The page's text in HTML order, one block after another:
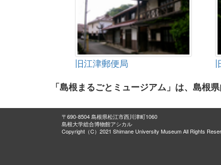
旧江津郵便局
「島根まるごとミュージアム」は、島根
〒690-8504 島根県松江市西川津町1060
島根大学総合博物館アシカル
Copyright（C）2021 Shimane University Museum All Rights